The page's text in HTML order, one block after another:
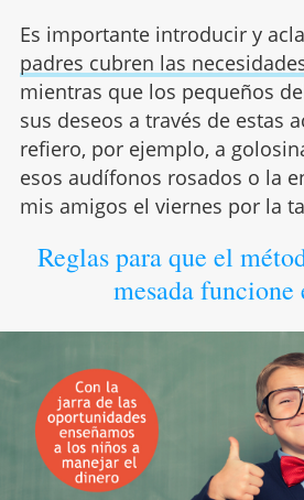
Es importante introducir y
padres cubren las
mientras que los pequeños
sus deseos a través de estas
refiero, por ejemplo, a
esos audífonos rosados o la
mis amigos el viernes por la
Reglas para que el
mesada funcione